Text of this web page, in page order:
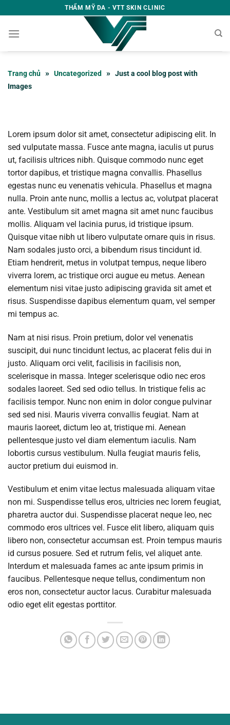
to
content
THẨM MỸ DA - VTT SKIN CLINIC
Trang chủ » Uncategorized » Just a cool blog post with
Images
Lorem ipsum dolor sit amet, consectetur adipiscing elit. In
sed vulputate massa. Fusce ante magna, iaculis ut purus
ut, facilisis ultrices nibh. Quisque commodo nunc eget
tortor dapibus, et tristique magna convallis. Phasellus
egestas nunc eu venenatis vehicula. Phasellus et magna
nulla. Proin ante nunc, mollis a lectus ac, volutpat placerat
ante. Vestibulum sit amet magna sit amet nunc faucibus
mollis. Aliquam vel lacinia purus, id tristique ipsum.
Quisque vitae nibh ut libero vulputate ornare quis in risus.
Nam sodales justo orci, a bibendum risus tincidunt id.
Etiam hendrerit, metus in volutpat tempus, neque libero
viverra lorem, ac tristique orci augue eu metus. Aenean
elementum nisi vitae justo adipiscing gravida sit amet et
risus. Suspendisse dapibus elementum quam, vel semper
mi tempus ac.
Nam at nisi risus. Proin pretium, dolor vel venenatis
suscipit, dui nunc tincidunt lectus, ac placerat felis dui in
justo. Aliquam orci velit, facilisis in facilisis non,
scelerisque in massa. Integer scelerisque odio nec eros
sodales laoreet. Sed sed odio tellus. In tristique felis ac
facilisis tempor. Nunc non enim in dolor congue pulvinar
sed sed nisi. Mauris viverra convallis feugiat. Nam at
mauris laoreet, dictum leo at, tristique mi. Aenean
pellentesque justo vel diam elementum iaculis. Nam
lobortis cursus vestibulum. Nulla feugiat mauris felis,
auctor pretium dui euismod in.
Vestibulum et enim vitae lectus malesuada aliquam vitae
non mi. Suspendisse tellus eros, ultricies nec lorem feugiat,
pharetra auctor dui. Suspendisse placerat neque leo, nec
commodo eros ultrices vel. Fusce elit libero, aliquam quis
libero non, consectetur accumsan est. Proin tempus mauris
id cursus posuere. Sed et rutrum felis, vel aliquet ante.
Interdum et malesuada fames ac ante ipsum primis in
faucibus. Pellentesque neque tellus, condimentum non
eros non, consectetur auctor lacus. Curabitur malesuada
odio eget elit egestas porttitor.